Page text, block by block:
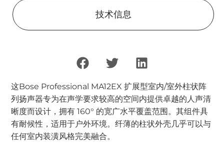
技术信息
这Bose Professional MA12EX 扩展型室内/室外柱状阵
列扬声器专为在声学要求较高的空间内提供卓越的人声清
晰度而设计，拥有 160° 的宽广水平覆盖范围。其组件具
有耐候性，适用于户外环境。纤薄的柱状外壳几乎可以与
任何室内装潢风格完美融合。